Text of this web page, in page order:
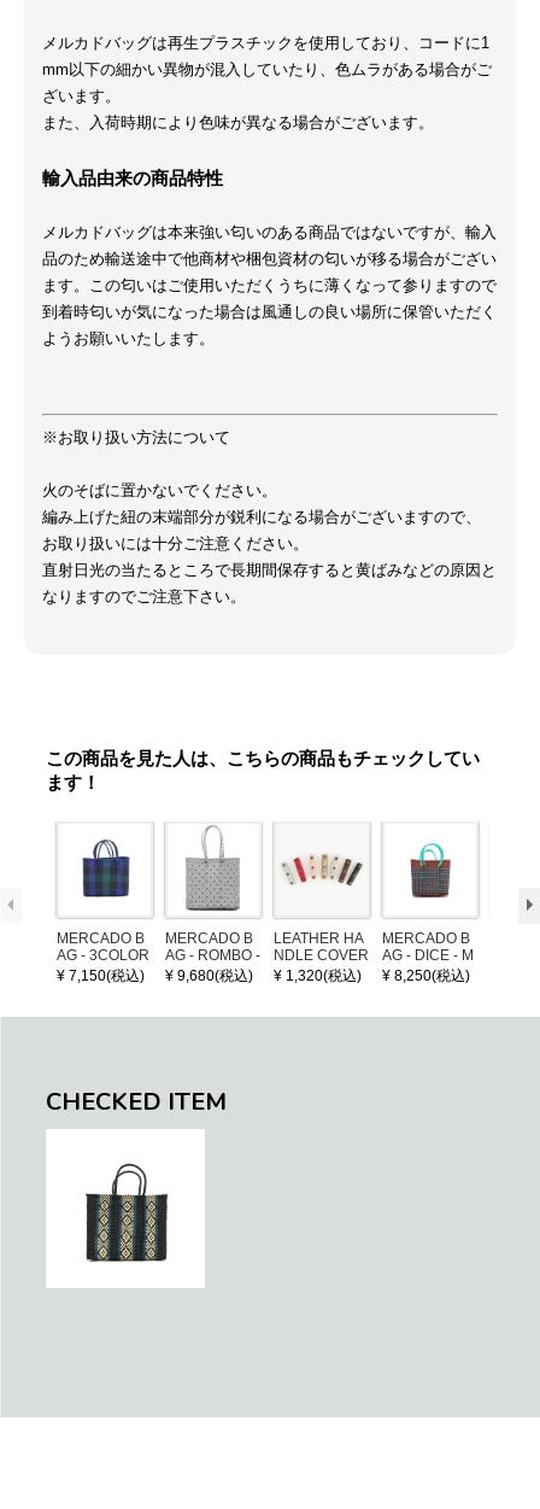
メルカドバッグは再生プラスチックを使用しており、コードに1
mm以下の細かい異物が混入していたり、色ムラがある場合がご
ざいます。
また、入荷時期により色味が異なる場合がございます。
輸入品由来の商品特性
メルカドバッグは本来強い匂いのある商品ではないですが、輸入
品のため輸送途中で他商材や梱包資材の匂いが移る場合がござい
ます。この匂いはご使用いただくうちに薄くなって参りますので
到着時匂いが気になった場合は風通しの良い場所に保管いただく
ようお願いいたします。
※お取り扱い方法について
火のそばに置かないでください。
編み上げた紐の末端部分が鋭利になる場合がございますので、
お取り扱いには十分ご注意ください。
直射日光の当たるところで長期間保存すると黄ばみなどの原因と
なりますのでご注意下さい。
この商品を見た人は、こちらの商品もチェックしてい
ます！
MERCADO B
AG - 3COLOR
S CHECK - Bl
ack / Dark Gre
¥ 7,150(税込)
MERCADO B
AG - ROMBO -
LONG HANDL
E - Silver / Whi
¥ 9,680(税込)
LEATHER HA
NDLE COVER
¥ 1,320(税込)
MERCADO B
AG - DICE - M
OSAIC - Copp
er / Navy / Mint
¥ 8,250(税込)
CHECKED ITEM